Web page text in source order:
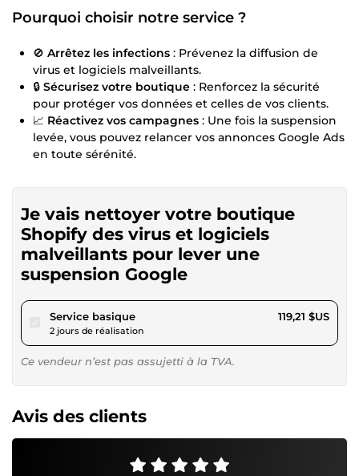
Pourquoi choisir notre service ?
🚫 Arrêtez les infections : Prévenez la diffusion de
virus et logiciels malveillants.
🔒 Sécurisez votre boutique : Renforcez la sécurité
pour protéger vos données et celles de vos clients.
📈 Réactivez vos campagnes : Une fois la suspension
levée, vous pouvez relancer vos annonces Google Ads
en toute sérénité.
Je vais nettoyer votre boutique
Shopify des virus et logiciels
malveillants pour lever une
suspension Google
Service basiquepour 109,86 $US
2 jours de réalisation
119,21 $US
Ce vendeur n’est pas assujetti à la TVA.
Avis des clients